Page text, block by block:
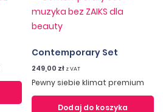
Contemporary Set
249,00 zł z VAT
Pewny siebie klimat premium
Dodaj do koszyka